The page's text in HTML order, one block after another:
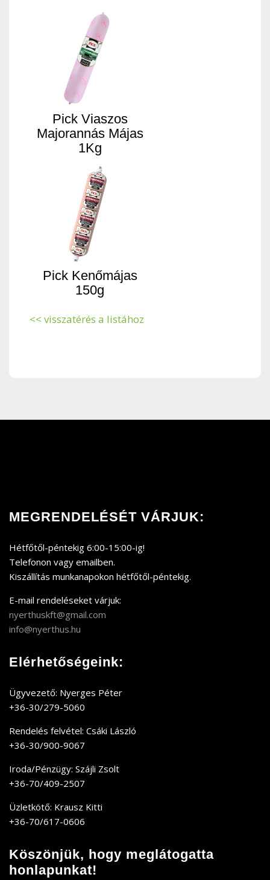
Pick Viaszos
Majorannás Májas
1Kg
Pick Kenőmájas
150g
<< visszatérés a listához
MEGRENDELÉSÉT VÁRJUK:
Hétfőtől-péntekig 6:00-15:00-ig!
Telefonon vagy emailben.
Kiszállítás munkanapokon hétfőtől-péntekig.
E-mail rendeléseket várjuk:
nyerthuskft@gmail.com
info@nyerthus.hu
Elérhetőségeink:
Ügyvezető: Nyerges Péter
+36-30/279-5060
Rendelés felvétel: Csáki László
+36-30/900-9067
Iroda/Pénzügy: Szájli Zsolt
+36-70/409-2507
Üzletkötő: Krausz Kitti
+36-70/617-0606
Köszönjük, hogy meglátogatta
honlapunkat!